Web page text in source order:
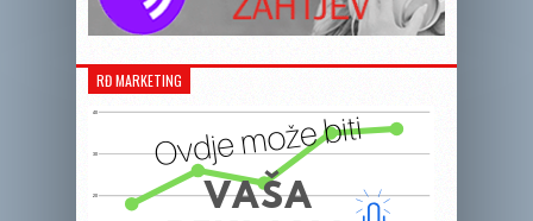
RĐ MARKETING